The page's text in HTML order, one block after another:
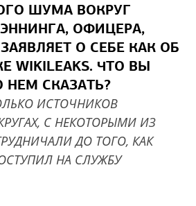
ШУМА ВОКРУГ
ОФИЦЕРА,
О СЕБЕ КАК ОБ
WIKILEAKS. ЧТО ВЫ
СКАЗАТЬ?
ИСТОЧНИКОВ
С НЕКОТОРЫМИ ИЗ
ДО ТОГО, КАК
НА СЛУЖБУ